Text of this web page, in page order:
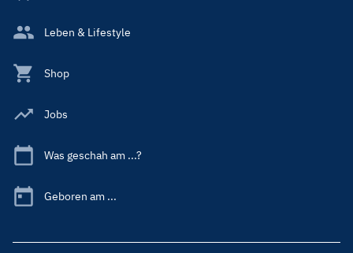
Leben & Lifestyle
Shop
Jobs
Was geschah am ...?
Geboren am ...